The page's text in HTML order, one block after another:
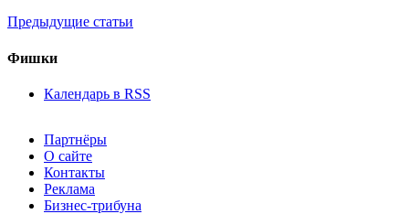
Предыдущие статьи
Фишки
Календарь в RSS
Партнёры
О сайте
Контакты
Реклама
Бизнес-трибуна